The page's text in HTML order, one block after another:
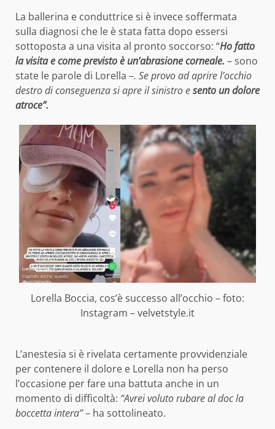
La ballerina e conduttrice si è invece soffermata
sulla diagnosi che le è stata fatta dopo essersi
sottoposta a una visita al pronto soccorso: “Ho fatto
la visita e come previsto è un’abrasione corneale. – sono
state le parole di Lorella –. Se provo ad aprire l’occhio
destro di conseguenza si apre il sinistro esento un dolore
atroce”.
Lorella Boccia, cos’è successo all’occhio – foto:
Instagram – velvetstyle.it
L’anestesia si è rivelata certamente provvidenziale
per contenere il dolore e Lorella non ha perso
l’occasione per fare una battuta anche in un
momento di difficoltà: “Avrei voluto rubare al doc la
boccetta intera”– ha sottolineato.